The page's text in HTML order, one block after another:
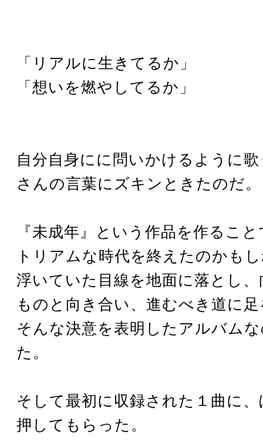
「リアルに生きてるか」
「想いを燃やしてるか」
自分自身にに問いかけるように
さんの言葉にズキンときたのだ。
『未成年』という作品を作るこ
トリアムな時代を終えたのかも
浮いていた目線を地面に落とし
ものと向き合い、進むべき道に
そんな決意を表明したアルバム
た。
そして最初に収録された１曲に
押してもらった。